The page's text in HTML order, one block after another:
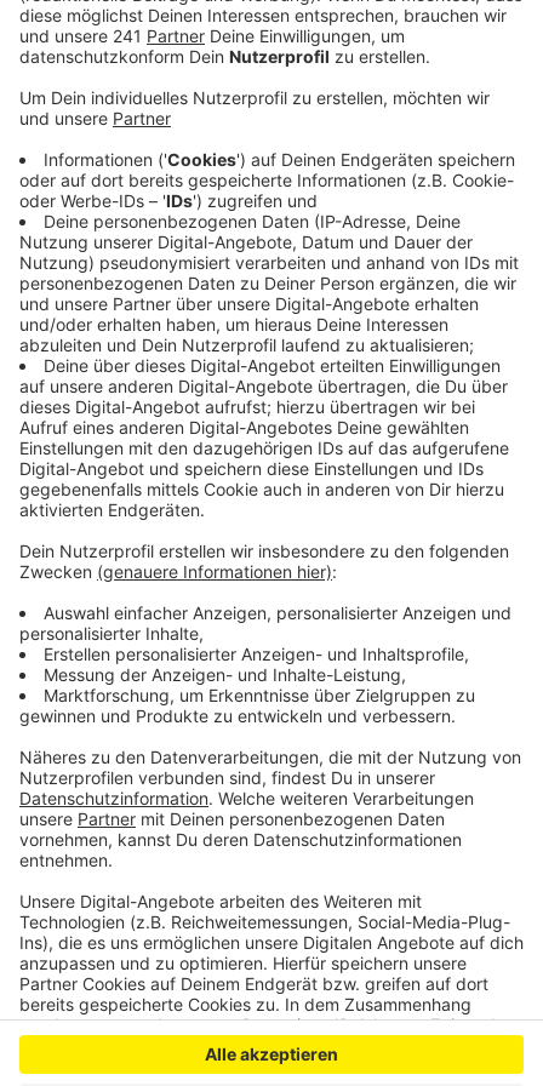
Anzeige
ihr Opfer beim Verlassen einer Spielhalle zu Boden
bewaffnet gewesen sein; der andere soll sich die
Tasche ihres Opfers gegriffen haben, in der auch ein
Laptop war. Gemeinsam flüchteten beide Angreifer
dann vom Parkplatz der Spielhalle in Richtung Hohe
Straße. Wer Hinweise geben kann, meldet sich bitte
bei der Bonner Polizei. Die Fahndungsbilder gibt eshier
Beschreibung:
Der erste Tatverdächtige ist laut Polizei etwa 30 bis
40 Jahre alt, hat eine kräftige Statur und einen hellen
Bart. Zum Tatzeitpunkt soll er eine schwarze Jacke,
eine blaue Jeans und schwarze Schuhe getragen
haben. Beim zweiten Tatverdächtigen handelt es sich
laut Polizei um einen 25- bis 35-Jährigen mit kräftiger
Statur und dunklen Haaren. Zum Zeitpunkt der Tat soll
er eine schwarze Jacke, eine schwarze Hose und
Turnschuhe mit weißer Sohle getragen haben.
Anzeige